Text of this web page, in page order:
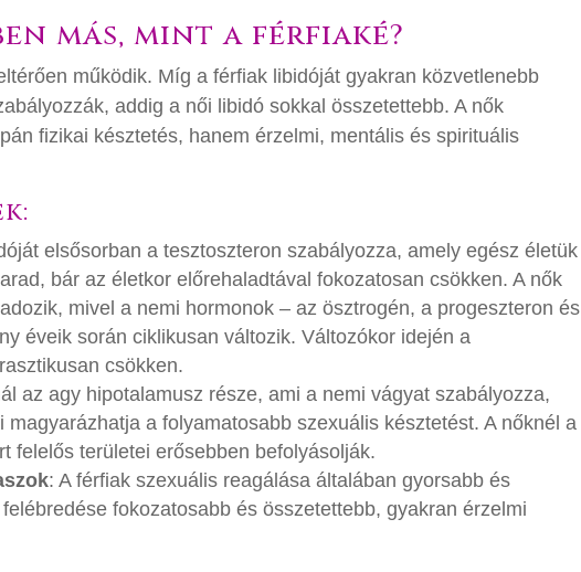
más, mint a férfiaké?
működik. Míg a férfiak libidóját gyakran közvetlenebb
addig a női libidó sokkal összetettebb. A nők
fizikai késztetés, hanem érzelmi, mentális és spirituális
elsősorban a tesztoszteron szabályozza, amely egész életük
bár az életkor előrehaladtával fokozatosan csökken. A nők
mivel a nemi hormonok – az ösztrogén, a progeszteron és
éveik során ciklikusan változik. Változókor idején a
csökken.
az agy hipotalamusz része, ami a nemi vágyat szabályozza,
a folyamatosabb szexuális késztetést. A nőknél a
felelős területei erősebben befolyásolják.
: A férfiak szexuális reagálása általában gyorsabb és
fokozatosabb és összetettebb, gyakran érzelmi